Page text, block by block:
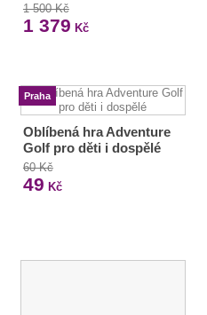
1 500 Kč
1 379 Kč
Praha
Oblíbená hra Adventure
Golf pro děti i dospělé
60 Kč
49 Kč